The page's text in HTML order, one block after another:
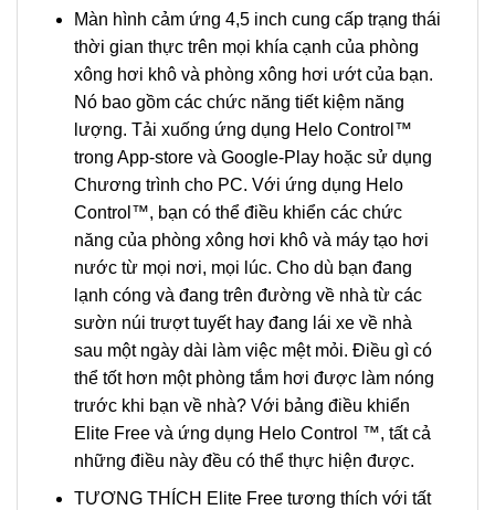
Màn hình cảm ứng 4,5 inch cung cấp trạng thái
thời gian thực trên mọi khía cạnh của phòng
xông hơi khô và phòng xông hơi ướt của bạn.
Nó bao gồm các chức năng tiết kiệm năng
lượng. Tải xuống ứng dụng Helo Control™
trong App-store và Google-Play hoặc sử dụng
Chương trình cho PC. Với ứng dụng Helo
Control™, bạn có thể điều khiển các chức
năng của phòng xông hơi khô và máy tạo hơi
nước từ mọi nơi, mọi lúc. Cho dù bạn đang
lạnh cóng và đang trên đường về nhà từ các
sườn núi trượt tuyết hay đang lái xe về nhà
sau một ngày dài làm việc mệt mỏi. Điều gì có
thể tốt hơn một phòng tắm hơi được làm nóng
trước khi bạn về nhà? Với bảng điều khiển
Elite Free và ứng dụng Helo Control ™, tất cả
những điều này đều có thể thực hiện được.
TƯƠNG THÍCH Elite Free tương thích với tất